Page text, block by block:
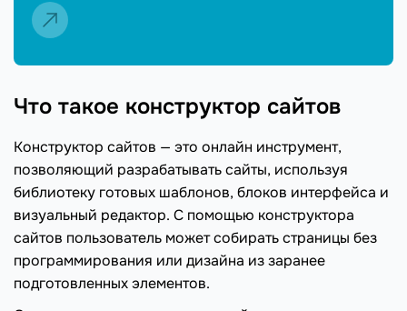
Что такое конструктор сайтов
Конструктор сайтов — это онлайн инструмент,
позволяющий разрабатывать сайты, используя
библиотеку готовых шаблонов, блоков интерфейса и
визуальный редактор. С помощью конструктора
сайтов пользователь может собирать страницы без
программирования или дизайна из заранее
подготовленных элементов.